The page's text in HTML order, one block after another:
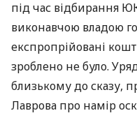
під час відбирання
виконавчою владою
експропрійовані
зроблено не було.
близькому до сказу,
Лаврова про намір